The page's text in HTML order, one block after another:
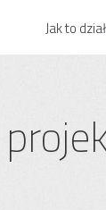
Jak to